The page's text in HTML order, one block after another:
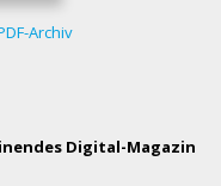
Archiv
Digital-Magazin